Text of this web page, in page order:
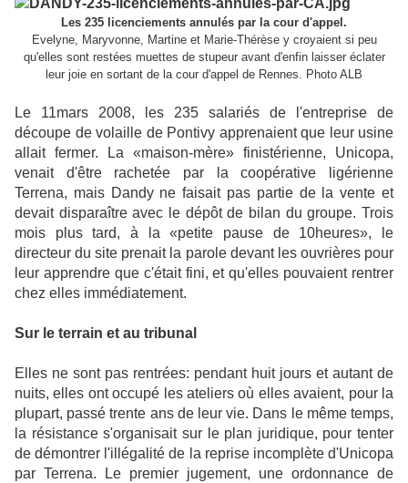
Les 235 licenciements annulés par la cour d'appel.
Evelyne, Maryvonne, Martine et Marie-Thérèse y croyaient si peu
qu'elles sont restées muettes de stupeur avant d'enfin laisser éclater
leur joie en sortant de la cour d'appel de Rennes. Photo ALB
Le 11mars 2008, les 235 salariés de l'entreprise de
découpe de volaille de Pontivy apprenaient que leur usine
allait fermer. La «maison-mère» finistérienne, Unicopa,
venait d'être rachetée par la coopérative ligérienne
Terrena, mais Dandy ne faisait pas partie de la vente et
devait disparaître avec le dépôt de bilan du groupe. Trois
mois plus tard, à la «petite pause de 10heures», le
directeur du site prenait la parole devant les ouvrières pour
leur apprendre que c'était fini, et qu'elles pouvaient rentrer
chez elles immédiatement.
Sur le terrain et au tribunal
Elles ne sont pas rentrées: pendant huit jours et autant de
nuits, elles ont occupé les ateliers où elles avaient, pour la
plupart, passé trente ans de leur vie. Dans le même temps,
la résistance s'organisait sur le plan juridique, pour tenter
de démontrer l'illégalité de la reprise incomplète d'Unicopa
par Terrena. Le premier jugement, une ordonnance de